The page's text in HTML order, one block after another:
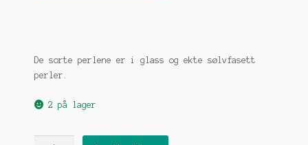
De sorte perlene er i glass og ekte sølvfasett
perler.
2 på lager